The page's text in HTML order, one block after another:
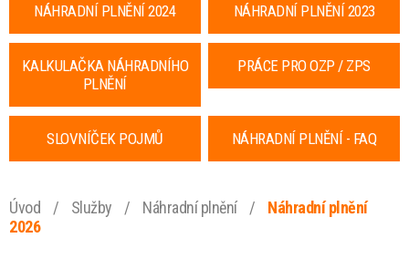
NÁHRADNÍ PLNĚNÍ 2024 NÁHRADNÍ PLNĚNÍ 2023
KALKULAČKA NÁHRADNÍHO
PLNĚNÍ
PRÁCE PRO OZP / ZPS
SLOVNÍČEK POJMŮ NÁHRADNÍ PLNĚNÍ - FAQ
Úvod / Služby / Náhradní plnění /
Náhradní plnění
2026